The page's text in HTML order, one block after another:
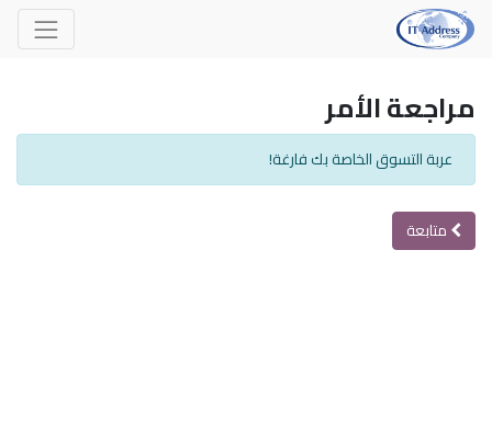
مراجعة الأمر
عربة التسوق الخاصة بك فارغة!
متابعة